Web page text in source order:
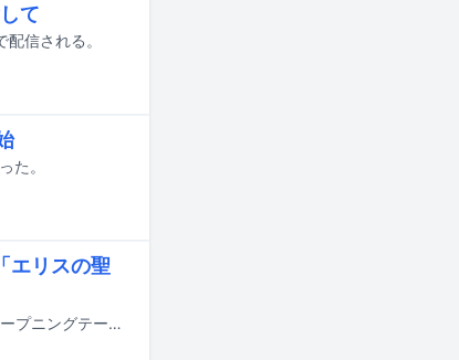
て
信される。
た。
エリスの聖
2026年1月よりTBS系28局・BS11にて放送されるテレビアニメ「エリスの聖杯」のオープニングテーマを鷲尾伶菜、エンディングテーマを田村ゆかりが担当する。